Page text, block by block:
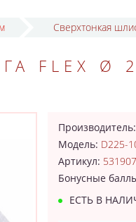
Сверхтонкая
FLEX Ø
Модель: D225-
Артикул: 531907
Бонусные
ЕСТЬ В